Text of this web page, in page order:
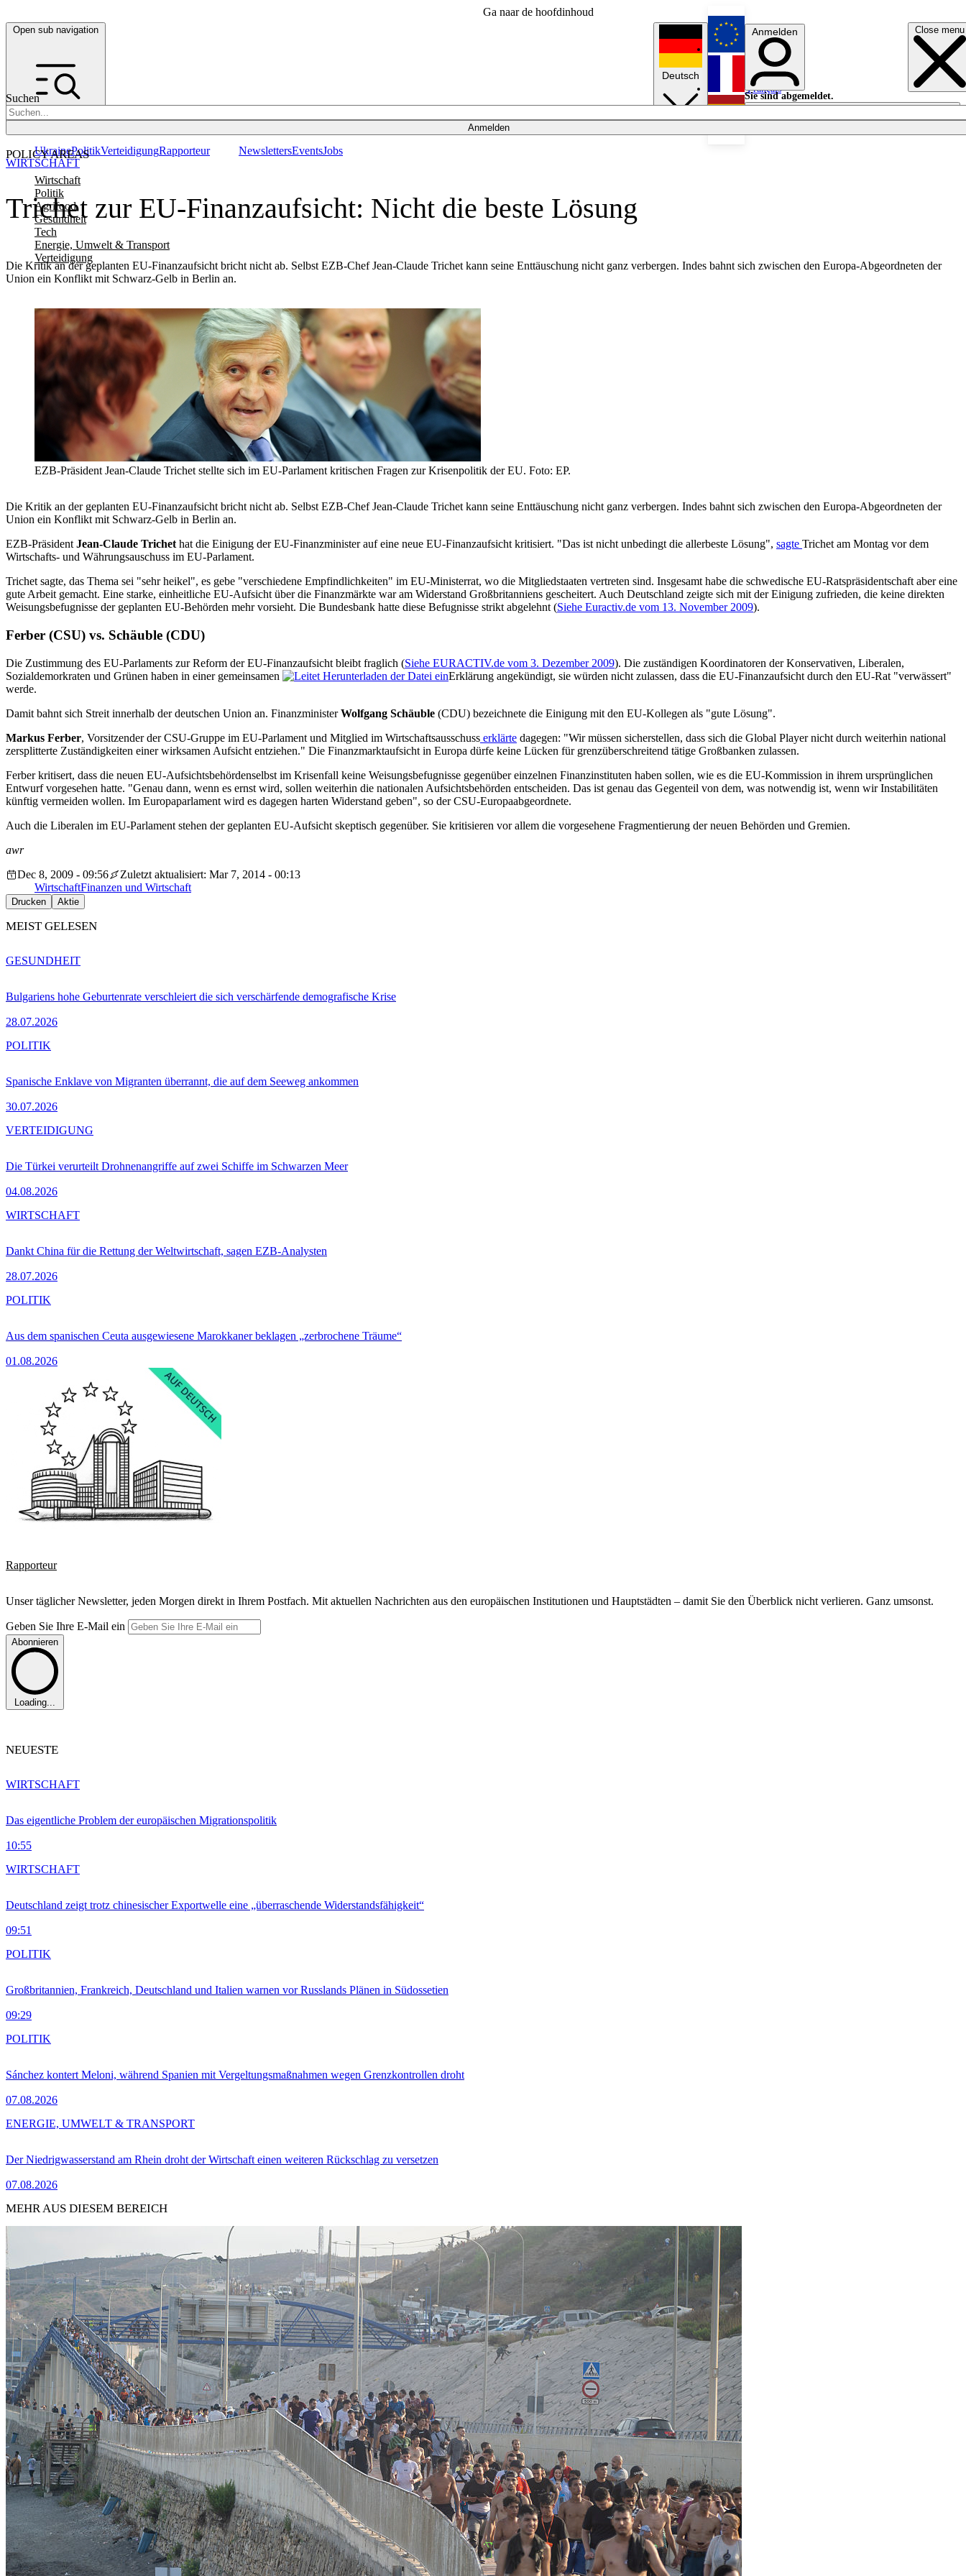
Ga naar de hoofdinhoud
Open sub navigation Close menu
Suchen
Anmelden
POLICY AREAS
Wirtschaft
Politik
Agrifood
Gesundheit
Tech
Energie, Umwelt & Transport
Verteidigung
UkrainePolitikVerteidigungRapporteur NewslettersEventsJobs
Deutsch
English
Français
Anmelden
Sie sind abgemeldet.
Anmelden
Licht aus
Trichet zur EU-Finanzaufsicht: Nicht die beste Lösung
Die Kritik an der geplanten EU-Finanzaufsicht bricht nicht ab. Selbst EZB-Chef Jean-Claude Trichet kann seine Enttäuschung nicht ganz verbergen. Indes bahnt sich zwischen den Europa-Abgeordneten der
Union ein Konflikt mit Schwarz-Gelb in Berlin an.
WIRTSCHAFT
EZB-Präsident Jean-Claude Trichet stellte sich im EU-Parlament kritischen Fragen zur Krisenpolitik der EU. Foto: EP.
Die Kritik an der geplanten EU-Finanzaufsicht bricht nicht ab. Selbst EZB-Chef Jean-Claude Trichet kann seine Enttäuschung nicht ganz verbergen. Indes bahnt sich zwischen den Europa-Abgeordneten der
Union ein Konflikt mit Schwarz-Gelb in Berlin an.
EZB-Präsident Jean-Claude Trichet hat die Einigung der EU-Finanzminister auf eine neue EU-Finanzaufsicht kritisiert. "Das ist nicht unbedingt die allerbeste Lösung", sagte Trichet am Montag vor dem
Wirtschafts- und Währungsauschuss im EU-Parlament.
Trichet sagte, das Thema sei "sehr heikel", es gebe "verschiedene Empfindlichkeiten" im EU-Ministerrat, wo die Mitgliedstaaten vertreten sind. Insgesamt habe die schwedische EU-Ratspräsidentschaft aber eine
gute Arbeit gemacht. Eine starke, einheitliche EU-Aufsicht über die Finanzmärkte war am Widerstand Großbritanniens gescheitert. Auch Deutschland zeigte sich mit der Einigung zufrieden, die keine direkten
Weisungsbefugnisse der geplanten EU-Behörden mehr vorsieht. Die Bundesbank hatte diese Befugnisse strikt abgelehnt (Siehe Euractiv.de vom 13. November 2009).
Ferber (CSU) vs. Schäuble (CDU)
Die Zustimmung des EU-Parlaments zur Reform der EU-Finanzaufsicht bleibt fraglich (Siehe EURACTIV.de vom 3. Dezember 2009). Die zuständigen Koordinatoren der Konservativen, Liberalen,
Sozialdemorkraten und Grünen haben in einer gemeinsamen
Erklärung angekündigt, sie würden nicht zulassen, dass die EU-Finanzaufsicht durch den EU-Rat "verwässert"
werde.
Damit bahnt sich Streit innerhalb der deutschen Union an. FinanzministerWolfgang Schäuble (CDU) bezeichnete die Einigung mit den EU-Kollegen als "gute Lösung".
Markus Ferber, Vorsitzender der CSU-Gruppe im EU-Parlament und Mitglied im Wirtschaftsausschuss erklärte dagegen: "Wir müssen sicherstellen, dass sich die Global Player nicht durch weiterhin national
zersplitterte Zuständigkeiten einer wirksamen Aufsicht entziehen." Die Finanzmarktaufsicht in Europa dürfe keine Lücken für grenzüberschreitend tätige Großbanken zulassen.
Ferber kritisert, dass die neuen EU-Aufsichtsbehördenselbst im Krisenfall keine Weisungsbefugnisse gegenüber einzelnen Finanzinstituten haben sollen, wie es die EU-Kommission in ihrem ursprünglichen
Entwurf vorgesehen hatte. "Genau dann, wenn es ernst wird, sollen weiterhin die nationalen Aufsichtsbehörden entscheiden. Das ist genau das Gegenteil von dem, was notwendig ist, wenn wir Instabilitäten
künftig vermeiden wollen. Im Europaparlament wird es dagegen harten Widerstand geben", so der CSU-Europaabgeordnete.
Auch die Liberalen im EU-Parlament stehen der geplanten EU-Aufsicht skeptisch gegenüber. Sie kritisieren vor allem die vorgesehene Fragmentierung der neuen Behörden und Gremien.
awr
Dec 8, 2009 - 09:56
Zuletzt aktualisiert: Mar 7, 2014 - 00:13
WirtschaftFinanzen und Wirtschaft
Drucken Aktie
MEIST GELESEN
Bulgariens hohe Geburtenrate verschleiert die sich verschärfende demografische Krise
28.07.2026
GESUNDHEIT
Spanische Enklave von Migranten überrannt, die auf dem Seeweg ankommen
30.07.2026
POLITIK
Die Türkei verurteilt Drohnenangriffe auf zwei Schiffe im Schwarzen Meer
04.08.2026
VERTEIDIGUNG
Dankt China für die Rettung der Weltwirtschaft, sagen EZB-Analysten
28.07.2026
WIRTSCHAFT
Aus dem spanischen Ceuta ausgewiesene Marokkaner beklagen „zerbrochene Träume“
01.08.2026
POLITIK
Rapporteur
Unser täglicher Newsletter, jeden Morgen direkt in Ihrem Postfach. Mit aktuellen Nachrichten aus den europäischen Institutionen und Hauptstädten – damit Sie den Überblick nicht verlieren. Ganz umsonst.
Geben Sie Ihre E-Mail ein
Abonnieren
Loading...
NEUESTE
Das eigentliche Problem der europäischen Migrationspolitik
10:55
WIRTSCHAFT
Deutschland zeigt trotz chinesischer Exportwelle eine „überraschende Widerstandsfähigkeit“
09:51
WIRTSCHAFT
Großbritannien, Frankreich, Deutschland und Italien warnen vor Russlands Plänen in Südossetien
09:29
POLITIK
Sánchez kontert Meloni, während Spanien mit Vergeltungsmaßnahmen wegen Grenzkontrollen droht
07.08.2026
POLITIK
Der Niedrigwasserstand am Rhein droht der Wirtschaft einen weiteren Rückschlag zu versetzen
07.08.2026
ENERGIE, UMWELT & TRANSPORT
MEHR AUS DIESEM BEREICH